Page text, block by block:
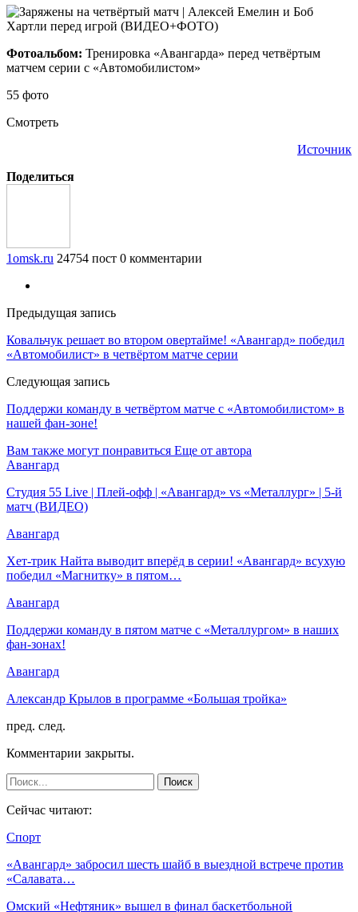
Фотоальбом: Тренировка «Авангарда» перед четвёртым
матчем серии с «Автомобилистом»
55 фото
Смотреть
Источник
Поделиться
1omsk.ru 24754 пост 0 комментарии
Предыдущая запись
Ковальчук решает во втором овертайме! «Авангард» победил
«Автомобилист» в четвёртом матче серии
Следующая запись
Поддержи команду в четвёртом матче с «Автомобилистом» в
нашей фан-зоне!
Вам также могут понравиться Еще от автора
Авангард
Студия 55 Live | Плей-офф | «Авангард» vs «Металлург» | 5-й
матч (ВИДЕО)
Авангард
Хет-трик Найта выводит вперёд в серии! «Авангард» всухую
победил «Магнитку» в пятом…
Авангард
Поддержи команду в пятом матче с «Металлургом» в наших
фан-зонах!
Авангард
Александр Крылов в программе «Большая тройка»
пред. след.
Комментарии закрыты.
Сейчас читают:
Спорт
«Авангард» забросил шесть шайб в выездной встрече против
«Салавата…
Омский «Нефтяник» вышел в финал баскетбольной